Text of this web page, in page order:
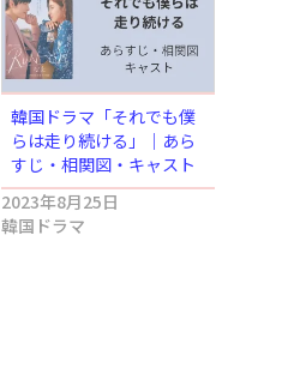
韓国ドラマ「それでも僕
らは走り続ける」｜あら
すじ・相関図・キャスト
2023年8月25日
韓国ドラマ